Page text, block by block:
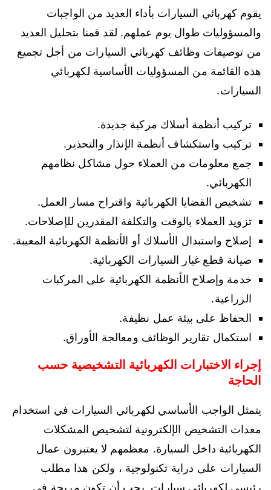
يقوم كهربائي السيارات بأداء العديد من الواجبات
والمسؤوليات طوال يوم عملهم. لقد قمنا بتحليل العديد
من توصيفات وظائف كهربائي السيارات من أجل تجميع
هذه القائمة من المسؤوليات الأساسية لكهربائي
السيارات.
تركيب أنظمة أسلاك مركبة جديدة.
تركيب واستكشاف أنظمة الإنذار والتحذير.
جمع معلومات من العملاء حول مشاكل نظامهم
الكهربائي.
تشخيص القضايا الكهربائية واقتراح مسار العمل.
تزويد العملاء بالوقت والتكلفة المقدرين للإصلاحات.
إصلاح واستبدال الأسلاك أو الأنظمة الكهربائية المعيبة.
صيانة قطع غيار السيارات الكهربائية.
خدمة وإصلاح الأنظمة الكهربائية على المركبات
الزراعية.
الحفاظ على بيئة عمل نظيفة.
استكمال تقارير الوظائف ومعالجة الأوراق.
إجراء الاختبارات الكهربائية التشخيصية حسب
الحاجة
يتمثل الواجب الأساسي لكهربائي السيارات في استخدام
معدات التشخيص الإلكترونية لتشخيص المشكلات
الكهربائية داخل السيارة. معظمهم لا يعتبرون عمال
السيارات على دراية تكنولوجية ، ولكن هذا مطلب